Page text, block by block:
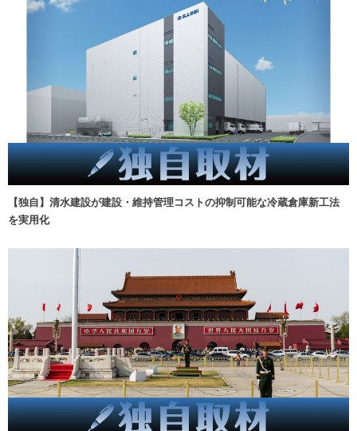
【独自】清水建設が建設・維持管理コストの抑制可能な冷蔵倉庫新工法
を実用化